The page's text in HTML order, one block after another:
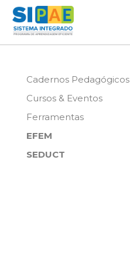
Cadernos Pedagógicos
Cursos & Eventos
Ferramentas
EFEM
SEDUCT